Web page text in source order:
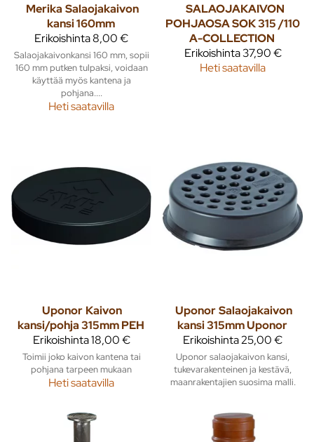
Merika Salaojakaivon
kansi 160mm
Erikoishinta8,00 €
Salaojakaivonkansi 160 mm, sopii
160 mm putken tulpaksi, voidaan
käyttää myös kantena ja
pohjana....
Heti saatavilla
SALAOJAKAIVON
POHJAOSA SOK 315 /110
A-COLLECTION
Erikoishinta37,90 €
Heti saatavilla
Uponor Kaivon
kansi/pohja 315mm PEH
Erikoishinta18,00 €
Toimii joko kaivon kantena tai
pohjana tarpeen mukaan
Heti saatavilla
Uponor Salaojakaivon
kansi 315mm Uponor
Erikoishinta25,00 €
Uponor salaojakaivon kansi,
tukevarakenteinen ja kestävä,
maanrakentajien suosima malli.